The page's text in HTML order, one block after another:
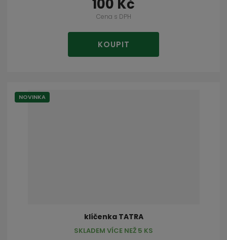
100 Kč
Cena s DPH
KOUPIT
NOVINKA
klíčenka TATRA
SKLADEM VÍCE NEŽ 5 KS